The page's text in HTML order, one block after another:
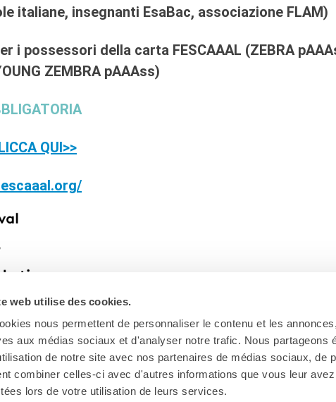
web utilise des cookies.
nous permettent de personnaliser le contenu et les
aux médias sociaux et d'analyser notre trafic. Nous partageons
de notre site avec nos partenaires de médias sociaux, de
combiner celles-ci avec d'autres informations que vous leur
lors de votre utilisation de leurs services.
italiane, insegnanti EsaBac, associazione FLAM)
i possessori della carta FESCAAAL (ZEBRA
ZEMBRA pAAAss)
QUI>>